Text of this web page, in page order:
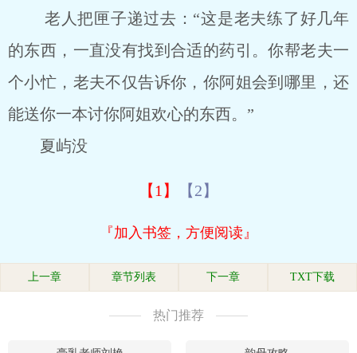
老人把匣子递过去：“这是老夫练了好几年
的东西，一直没有找到合适的药引。你帮老夫一
个小忙，老夫不仅告诉你，你阿姐会到哪里，还
能送你一本讨你阿姐欢心的东西。”
夏屿没
【1】 【2】
『加入书签，方便阅读』
上一章 章节列表 下一章 TXT下载
热门推荐